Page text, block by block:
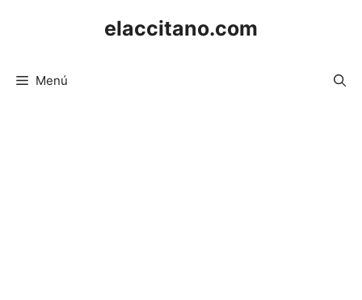
elaccitano.com
Menú